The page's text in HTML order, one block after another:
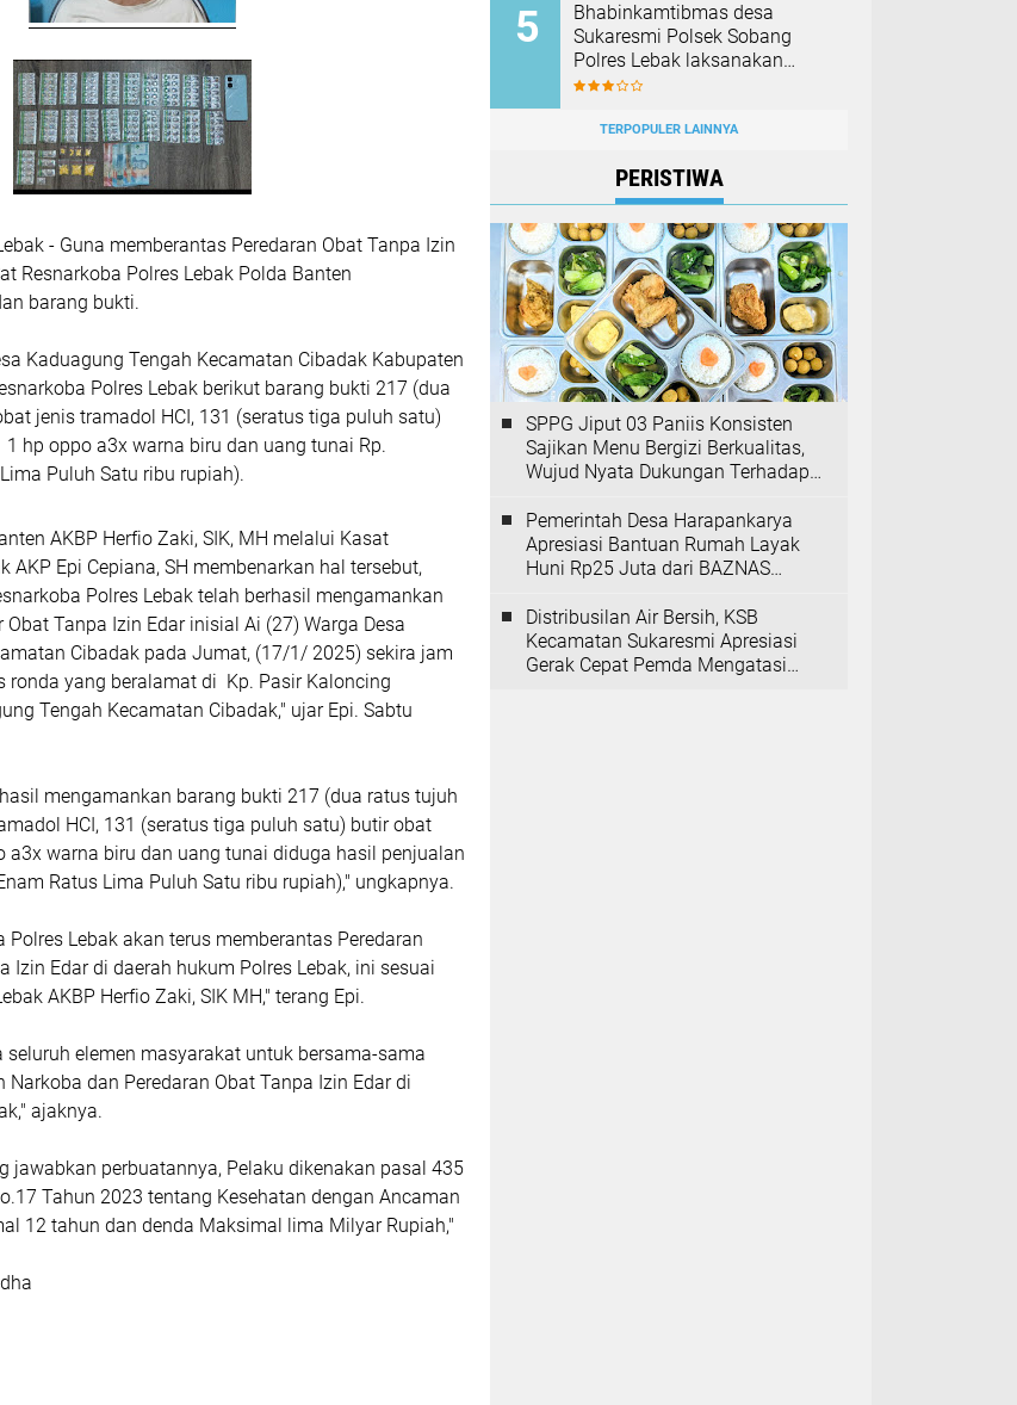
- Guna memberantas Peredaran Obat Tanpa Izin
Resnarkoba Polres Lebak Polda Banten
barang bukti.
Kaduagung Tengah Kecamatan Cibadak Kabupaten
Polres Lebak berikut barang bukti 217 (dua
jenis tramadol HCI, 131 (seratus tiga puluh satu)
hp oppo a3x warna biru dan uang tunai Rp.
Puluh Satu ribu rupiah).
AKBP Herfio Zaki, SIK, MH melalui Kasat
AKP Epi Cepiana, SH membenarkan hal tersebut,
Polres Lebak telah berhasil mengamankan
Tanpa Izin Edar inisial Ai (27) Warga Desa
Cibadak pada Jumat, (17/1/ 2025) sekira jam
ronda yang beralamat di Kp. Pasir Kaloncing
Tengah Kecamatan Cibadak," ujar Epi. Sabtu
mengamankan barang bukti 217 (dua ratus tujuh
HCI, 131 (seratus tiga puluh satu) butir obat
a3x warna biru dan uang tunai diduga hasil penjualan
Ratus Lima Puluh Satu ribu rupiah)," ungkapnya.
Polres Lebak akan terus memberantas Peredaran
Izin Edar di daerah hukum Polres Lebak, ini sesuai
AKBP Herfio Zaki, SIK MH," terang Epi.
seluruh elemen masyarakat untuk bersama-sama
Narkoba dan Peredaran Obat Tanpa Izin Edar di
ajaknya.
jawabkan perbuatannya, Pelaku dikenakan pasal 435
Tahun 2023 tentang Kesehatan dengan Ancaman
12 tahun dan denda Maksimal lima Milyar Rupiah,"
Bhabinkamtibmas desa
Sukaresmi Polsek Sobang
Polres Lebak laksanakan
Sambang di Desa binaanya
TERPOPULER LAINNYA
PERISTIWA
SPPG Jiput 03 Paniis Konsisten
Sajikan Menu Bergizi Berkualitas,
Wujud Nyata Dukungan Terhadap
Pemerintah Desa Harapankarya
Apresiasi Bantuan Rumah Layak
Huni Rp25 Juta dari BAZNAS
Distribusilan Air Bersih, KSB
Kecamatan Sukaresmi Apresiasi
Gerak Cepat Pemda Mengatasi